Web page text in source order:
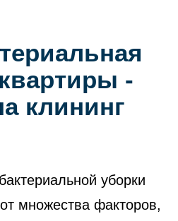
-
клининг
уборки
множества факторов,